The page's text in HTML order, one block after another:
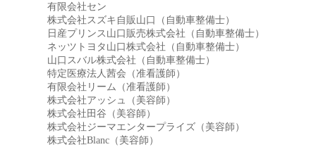
有限会社セン
株式会社スズキ自販山口（自動車整備士）
日産プリンス山口販売株式会社（自動車整備士）
ネッツトヨタ山口株式会社（自動車整備士）
山口スバル株式会社（自動車整備士）
特定医療法人茜会（准看護師）
有限会社リーム（准看護師）
株式会社アッシュ（美容師）
株式会社田谷（美容師）
株式会社ジーマエンタープライズ（美容師）
株式会社Blanc（美容師）